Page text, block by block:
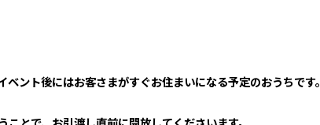
ント後にはお客さまがすぐお住まいになる予定のおうちです。